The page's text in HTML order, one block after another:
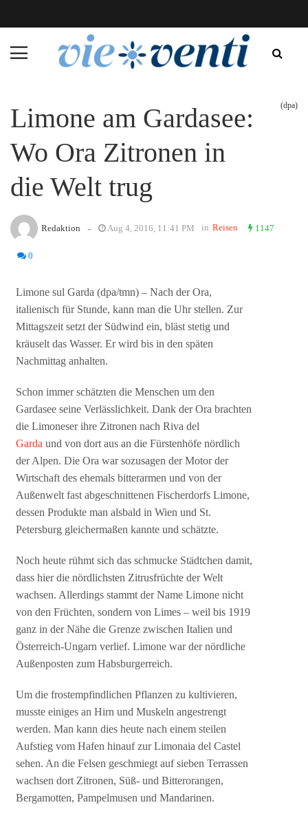
Limone am Gardasee:
Wo Ora Zitronen in
die Welt trug
(dpa)
Redaktion - Aug 4, 2016, 11:41 PM in Reisen 1147
0
Limone sul Garda (dpa/tmn) – Nach der Ora,
italienisch für Stunde, kann man die Uhr stellen. Zur
Mittagszeit setzt der Südwind ein, bläst stetig und
kräuselt das Wasser. Er wird bis in den späten
Nachmittag anhalten.
Schon immer schätzten die Menschen um den
Gardasee seine Verlässlichkeit. Dank der Ora brachten
die Limoneser ihre Zitronen nach Riva del
Garda und von dort aus an die Fürstenhöfe nördlich
der Alpen. Die Ora war sozusagen der Motor der
Wirtschaft des ehemals bitterarmen und von der
Außenwelt fast abgeschnittenen Fischerdorfs Limone,
dessen Produkte man alsbald in Wien und St.
Petersburg gleichermaßen kannte und schätzte.
Noch heute rühmt sich das schmucke Städtchen damit,
dass hier die nördlichsten Zitrusfrüchte der Welt
wachsen. Allerdings stammt der Name Limone nicht
von den Früchten, sondern von Limes – weil bis 1919
ganz in der Nähe die Grenze zwischen Italien und
Österreich-Ungarn verlief. Limone war der nördliche
Außenposten zum Habsburgerreich.
Um die frostempfindlichen Pflanzen zu kultivieren,
musste einiges an Hirn und Muskeln angestrengt
werden. Man kann dies heute nach einem steilen
Aufstieg vom Hafen hinauf zur Limonaia del Castel
sehen. An die Felsen geschmiegt auf sieben Terrassen
wachsen dort Zitronen, Süß- und Bitterorangen,
Bergamotten, Pampelmusen und Mandarinen.